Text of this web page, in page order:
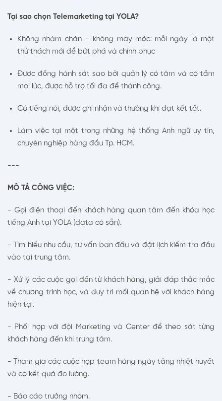
Tại sao chọn Telemarketing tại YOLA?
Không nhàm chán – không máy móc: mỗi ngày là một
thử thách mới để bứt phá và chinh phục
Được đồng hành sát sao bởi quản lý có tâm và có tầm
mọi lúc, được hỗ trợ tối đa để thành công.
Có tiếng nói, được ghi nhận và thưởng khi đạt kết tốt.
Làm việc tại một trong những hệ thống Anh ngữ uy tín,
chuyên nghiệp hàng đầu Tp. HCM.
---
MÔ TẢ CÔNG VIỆC:
- Gọi điện thoại đến khách hàng quan tâm đến khóa học
tiếng Anh tại YOLA (data có sẵn).
- Tìm hiểu nhu cầu, tư vấn ban đầu và đặt lịch kiểm tra đầu
vào tại trung tâm.
- Xử lý các cuộc gọi đến từ khách hàng, giải đáp thắc mắc
về chương trình học, và duy trì mối quan hệ với khách hàng
hiện tại.
- Phối hợp với đội Marketing và Center để theo sát từng
khách hàng đến khi trung tâm.
- Tham gia các cuộc họp team hàng ngày tăng nhiệt huyết
và có kết quả đo lường.
- Báo cáo trưởng nhóm.